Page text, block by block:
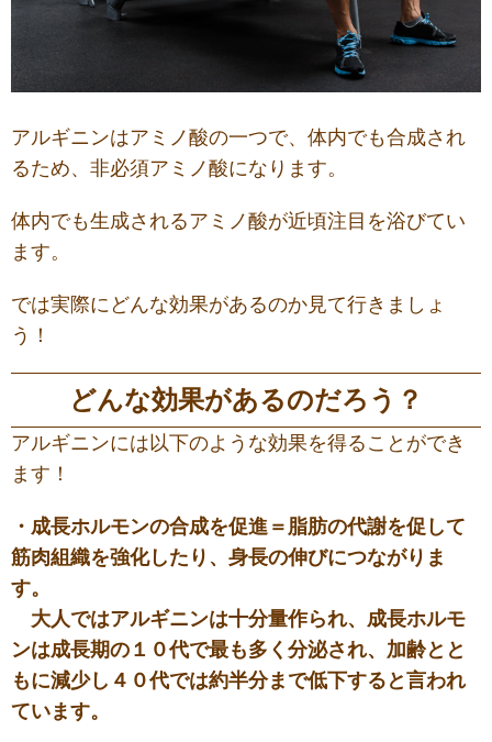
アルギニンはアミノ酸の一つで、体内でも合成され
るため、非必須アミノ酸になります。
体内でも生成されるアミノ酸が近頃注目を浴びてい
ます。
では実際にどんな効果があるのか見て行きましょ
う！
どんな効果があるのだろう？
アルギニンには以下のような効果を得ることができ
ます！
・成長ホルモンの合成を促進＝脂肪の代謝を促して
筋肉組織を強化したり、身長の伸びにつながりま
す。
大人ではアルギニンは十分量作られ、成長ホルモ
ンは成長期の１０代で最も多く分泌され、加齢とと
もに減少し４０代では約半分まで低下すると言われ
ています。